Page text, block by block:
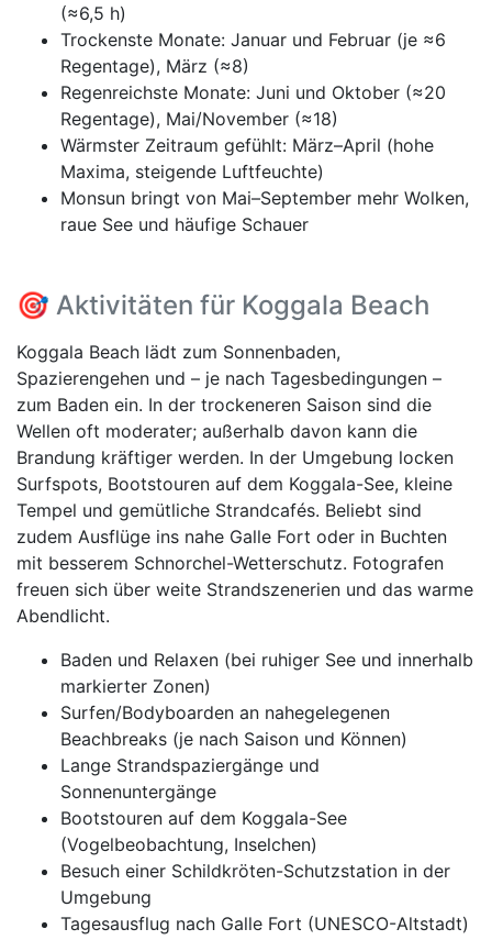
(≈6,5 h)
Trockenste Monate: Januar und Februar (je ≈6
Regentage), März (≈8)
Regenreichste Monate: Juni und Oktober (≈20
Regentage), Mai/November (≈18)
Wärmster Zeitraum gefühlt: März–April (hohe
Maxima, steigende Luftfeuchte)
Monsun bringt von Mai–September mehr Wolken,
raue See und häufige Schauer
🎯 Aktivitäten für Koggala Beach
Koggala Beach lädt zum Sonnenbaden,
Spazierengehen und – je nach Tagesbedingungen –
zum Baden ein. In der trockeneren Saison sind die
Wellen oft moderater; außerhalb davon kann die
Brandung kräftiger werden. In der Umgebung locken
Surfspots, Bootstouren auf dem Koggala-See, kleine
Tempel und gemütliche Strandcafés. Beliebt sind
zudem Ausflüge ins nahe Galle Fort oder in Buchten
mit besserem Schnorchel-Wetterschutz. Fotografen
freuen sich über weite Strandszenerien und das warme
Abendlicht.
Baden und Relaxen (bei ruhiger See und innerhalb
markierter Zonen)
Surfen/Bodyboarden an nahegelegenen
Beachbreaks (je nach Saison und Können)
Lange Strandspaziergänge und
Sonnenuntergänge
Bootstouren auf dem Koggala-See
(Vogelbeobachtung, Inselchen)
Besuch einer Schildkröten-Schutzstation in der
Umgebung
Tagesausflug nach Galle Fort (UNESCO-Altstadt)